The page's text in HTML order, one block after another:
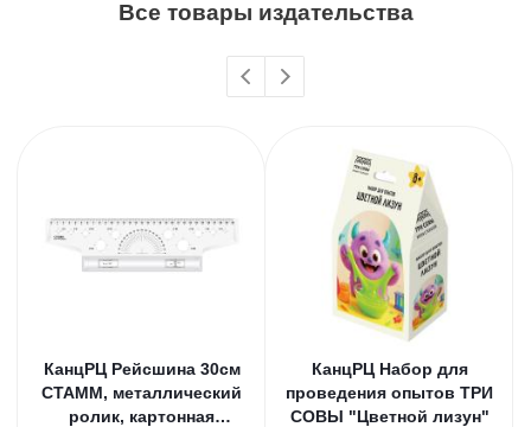
Все товары издательства
КанцРЦ Рейсшина 30см
СТАММ, металлический
ролик, картонная
КанцРЦ Набор для
проведения опытов ТРИ
СОВЫ "Цветной лизун"